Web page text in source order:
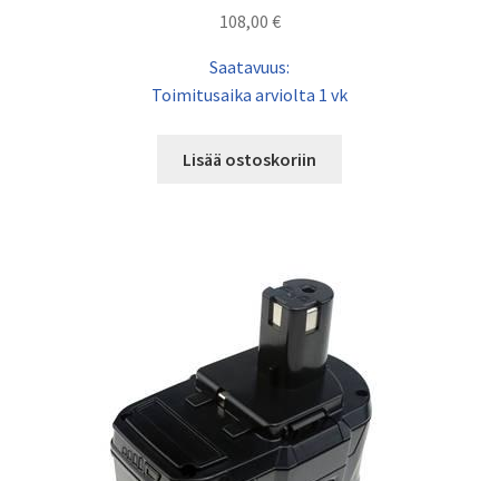
108,00 €
Saatavuus:
Toimitusaika arviolta 1 vk
Lisää ostoskoriin